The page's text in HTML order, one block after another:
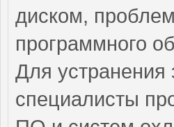
диском,
программного
Для
специалисты